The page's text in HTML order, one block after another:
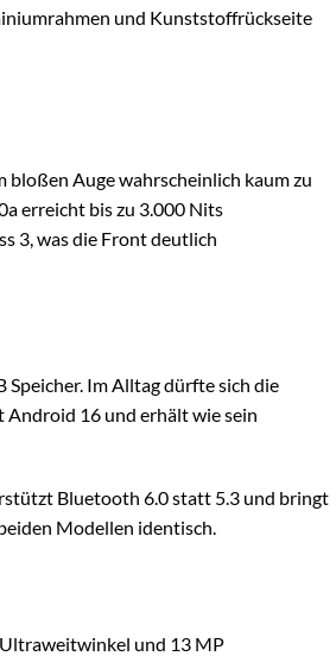
und Kunststoffrückseite
bloßen Auge wahrscheinlich kaum zu
erreicht bis zu 3.000 Nits
3, was die Front deutlich
Speicher. Im Alltag dürfte sich die
Android 16 und erhält wie sein
Bluetooth 6.0 statt 5.3 und bringt
Modellen identisch.
und 13 MP